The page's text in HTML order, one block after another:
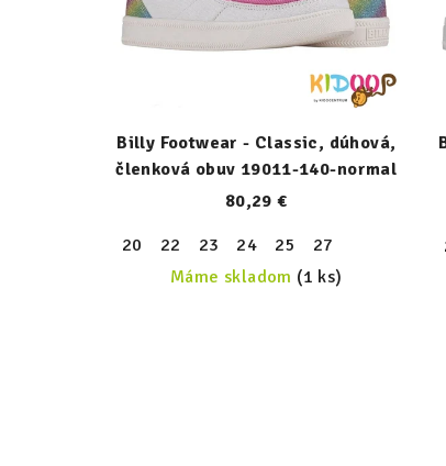
Billy Footwear - Classic, dúhová,
členková obuv 19011-140-normal
80,29 €
20
22 23 24 25
27
Máme skladom (1 ks)